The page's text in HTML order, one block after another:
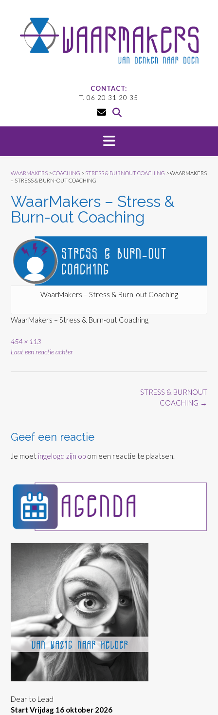
CONTACT:
T. 06 20 31 20 35
WAARMAKERS >COACHING > STRESS & BURNOUT COACHING >WAARMAKERS
– STRESS & BURN-OUT COACHING
WaarMakers – Stress &
Burn-out Coaching
WaarMakers – Stress & Burn-out Coaching
WaarMakers – Stress & Burn-out Coaching
Volledige
grootte
454 × 113
Laat een reactie achter
STRESS & BURNOUT
COACHING →
Geef een reactie
Je moet ingelogd zijn op om een reactie te plaatsen.
Dear to Lead
Start Vrijdag 16 oktober 2026